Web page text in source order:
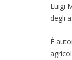
Luigi
degli
È